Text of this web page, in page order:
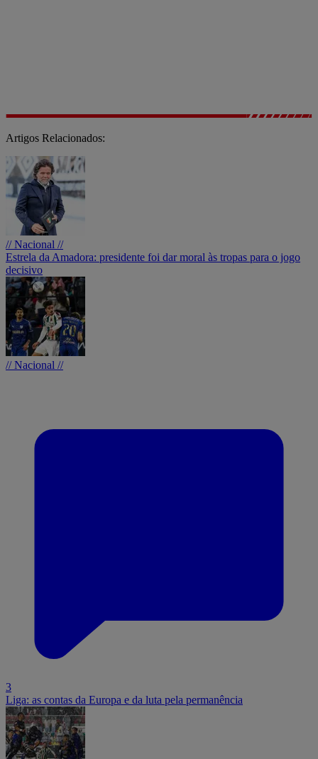
Artigos Relacionados:
// Nacional //
Estrela da Amadora: presidente foi dar moral às tropas para o jogo
decisivo
// Nacional //
3
Liga: as contas da Europa e da luta pela permanência